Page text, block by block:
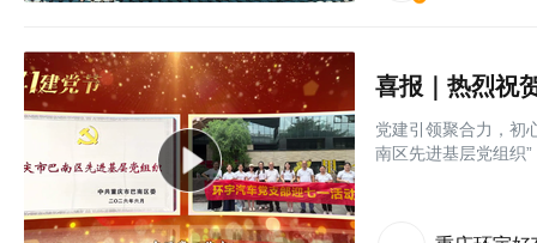
党建引领聚合力，初
南区先进基层党组织